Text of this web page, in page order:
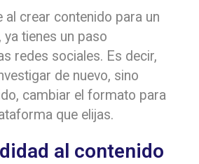
al crear contenido para un
tienes un paso
redes sociales. Es decir,
de nuevo, sino
cambiar el formato para
que elijas.
al contenido